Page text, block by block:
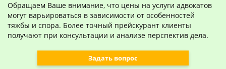
Обращаем Ваше внимание, что цены на услуги адвокатов
могут варьироваться в зависимости от особенностей
тяжбы и спора. Более точный прейскурант клиенты
получают при консультации и анализе перспектив дела.
Задать вопрос